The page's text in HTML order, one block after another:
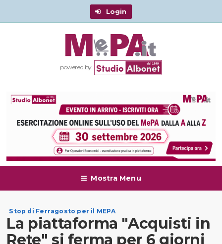
Login
powered by
Mostra Menu
Stop di Ferragosto per il MEPA
La piattaforma "Acquisti in
Rete" si ferma per 6 giorni